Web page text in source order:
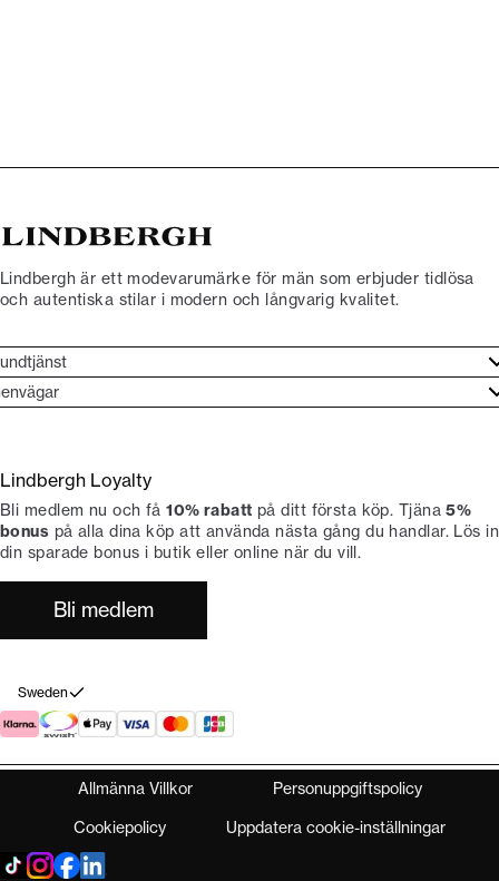
Lindbergh är ett modevarumärke för män som erbjuder tidlösa
och autentiska stilar i modern och långvarig kvalitet.
köp
Lindbergh-ambassadör
Lindbergh Loyalty
Bli medlem nu och få10% rabatt på ditt första köp. Tjäna5%
bonus på alla dina köp att använda nästa gång du handlar. Lös in
din sparade bonus i butik eller online när du vill.
Bli medlem
Sweden
Allmänna Villkor
Personuppgiftspolicy
Cookiepolicy
Uppdatera cookie-inställningar